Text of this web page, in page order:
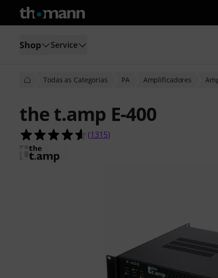
Shop Service
Todas as Categorias PA Amplificadores
the t.amp E-400
4.6 de 5 estrelas de 1315 avaliações
(1315)